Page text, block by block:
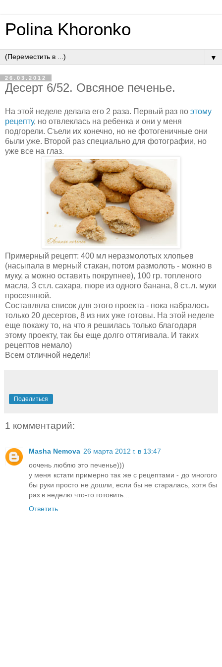
Polina Khoronko
▼
26.03.2012
Десерт 6/52. Овсяное печенье.
На этой неделе делала его 2 раза. Первый раз по этому
рецепту, но отвлеклась на ребенка и они у меня
подгорели. Съели их конечно, но не фотогеничные они
были уже. Второй раз специально для фотографии, но
уже все на глаз.
Примерный рецепт: 400 мл неразмолотых хлопьев
(насыпала в мерный стакан, потом размолоть - можно в
муку, а можно оставить покрупнее), 100 гр. топленого
масла, 3 ст.л. сахара, пюре из одного банана, 8 ст..л. муки
просеянной.
Составляла список для этого проекта - пока набралось
только 20 десертов, 8 из них уже готовы. На этой неделе
еще покажу то, на что я решилась только благодаря
этому проекту, так бы еще долго оттягивала. И таких
рецептов немало)
Всем отличной недели!
Поделиться
1 комментарий:
Masha Nemova 26 марта 2012 г. в 13:47
оочень люблю это печенье)))
у меня кстати примерно так же с рецептами - до многого
бы руки просто не дошли, если бы не старалась, хотя бы
раз в неделю что-то готовить...
Ответить